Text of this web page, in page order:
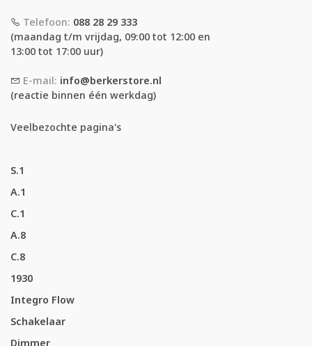
Telefoon: 088 28 29 333
(maandag t/m vrijdag, 09:00 tot 12:00 en
13:00 tot 17:00 uur)
E-mail: info@berkerstore.nl
(reactie binnen één werkdag)
Veelbezochte pagina's
S.1
A.1
C.1
A.8
C.8
1930
Integro Flow
Schakelaar
Dimmer